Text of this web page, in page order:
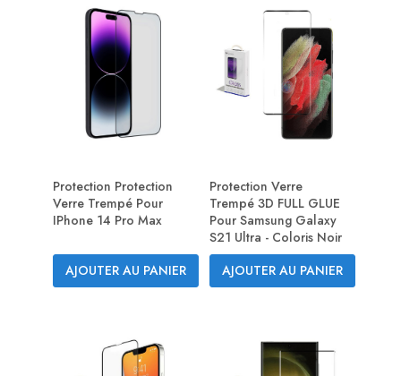
Protection Protection
Verre Trempé Pour
IPhone 14 Pro Max
AJOUTER AU PANIER
Protection Verre
Trempé 3D FULL GLUE
Pour Samsung Galaxy
S21 Ultra - Coloris Noir
AJOUTER AU PANIER